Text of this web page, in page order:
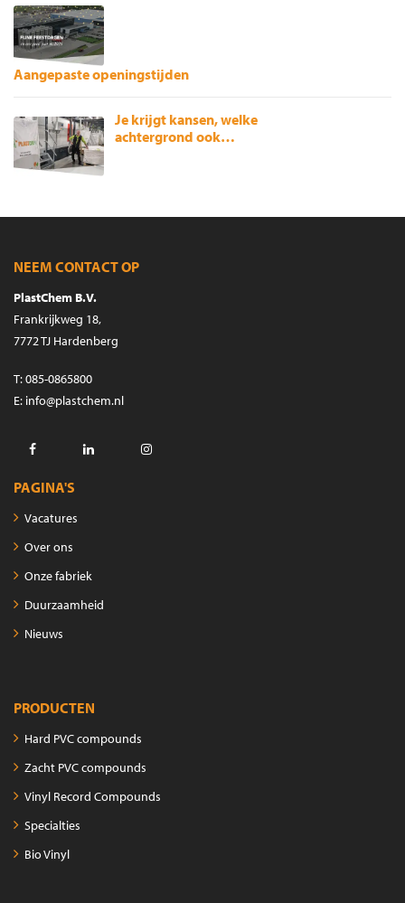
Aangepaste openingstijden
Je krijgt kansen, welke
achtergrond ook…
NEEM CONTACT OP
PlastChem B.V.
Frankrijkweg 18,
7772 TJ Hardenberg
T:085-0865800
E: info@plastchem.nl
PAGINA'S
Vacatures
Over ons
Onze fabriek
Duurzaamheid
Nieuws
PRODUCTEN
Hard PVC compounds
Zacht PVC compounds
Vinyl Record Compounds
Specialties
Bio Vinyl